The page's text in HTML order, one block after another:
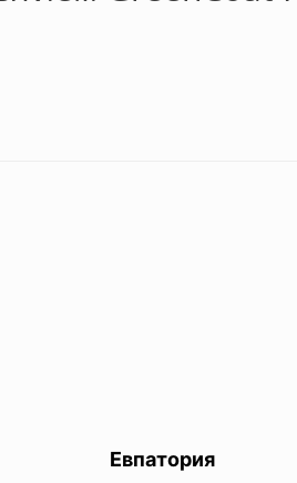
Евпатория